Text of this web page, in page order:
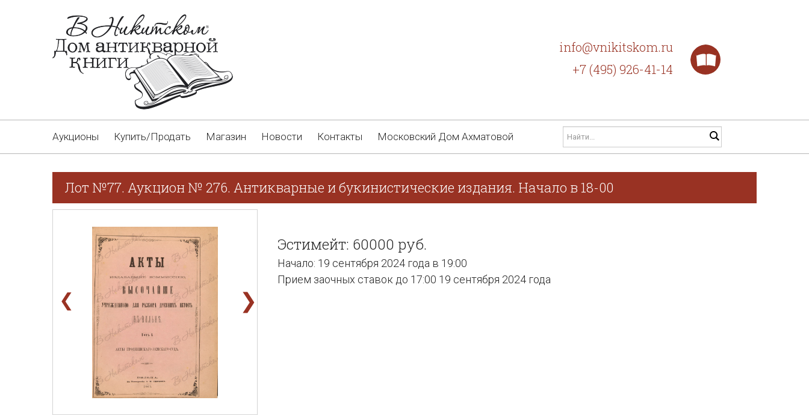
info@vnikitskom.ru
+7 (495) 926-41-14
Аукционы Купить/Продать Магазин Новости Контакты Московский Дом Ахматовой
Лот №77. Аукцион № 276. Антикварные и букинистические издания. Начало в 18-00
❮ ❯
Эстимейт: 60000 руб.
Начало: 19 сентября 2024 года в 19:00
Прием заочных ставок до 17:00 19 сентября 2024 года